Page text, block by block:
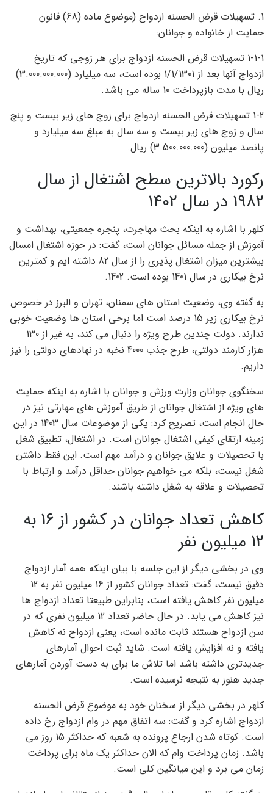
1. تسهیلات قرض الحسنه ازدواج (موضوع ماده (68) قانون
حمایت از خانواده و جوانان:
1-1-1 تسهیلات قرض الحسنه ازدواج برای هر زوجی که تاریخ
ازدواج آنها بعد از 1/1/1301 بوده است، سه میلیارد (3.000.000.000)
ریال با مدت بازپرداخت 10 ساله می باشد.
1-2 تسهیلات قرض الحسنه ازدواج برای زوج های زیر بیست و پنج
سال و زوج های زیر بیست و سه سال به مبلغ سه میلیارد و
پانصد میلیون (3.500.000.000) ریال.
رکورد بالاترین سطح اشتغال از سال
1982 در سال 1402
کلهر با اشاره به اینکه بحث مهاجرت، پنجره جمعیتی، بهداشت و
آموزش از جمله مسائل جوانان است، گفت: در حوزه اشتغال امسال
بیشترین میزان اشتغال پذیری را از سال 82 داشته ایم و کمترین
نرخ بیکاری در سال 1401 بوده است. 1402.
به گفته وی، وضعیت استان های سمنان، تهران و البرز در خصوص
نرخ بیکاری زیر 15 درصد است اما برخی استان ها وضعیت خوبی
ندارند. دولت چندین طرح ویژه را دنبال می کند، به غیر از 130
هزار کارمند دولتی، طرح جذب 4000 نخبه در نهادهای دولتی را نیز
داریم.
سخنگوی جوانان وزارت ورزش و جوانان با اشاره به اینکه حمایت
های ویژه از اشتغال جوانان از طریق آموزش های مهارتی نیز در
حال انجام است، تصریح کرد: یکی از موضوعات سال 1403 در این
زمینه ارتقای کیفی اشتغال جوانان است. در اشتغال، تطبیق شغل
با تحصیلات و علایق جوانان و درآمد مهم است. این فقط داشتن
شغل نیست، بلکه می خواهیم جوانان حداقل درآمد و ارتباط با
تحصیلات و علاقه به شغل داشته باشند.
کاهش تعداد جوانان در کشور از 16 به
12 میلیون نفر
وی در بخشی دیگر از این جلسه با بیان اینکه همه آمار ازدواج
دقیق نیست، گفت: تعداد جوانان کشور از 16 میلیون نفر به 12
میلیون نفر کاهش یافته است، بنابراین طبیعتا تعداد ازدواج ها
نیز کاهش می یابد. در حال حاضر تعداد 12 میلیون نفری که در
سن ازدواج هستند ثابت مانده است، یعنی ازدواج نه کاهش
یافته و نه افزایش یافته است. شاید ثبت احوال آمارهای
جدیدتری داشته باشد اما تلاش ما برای به دست آوردن آمارهای
جدید هنوز به نتیجه نرسیده است.
کلهر در بخشی دیگر از سخنان خود به موضوع قرض الحسنه
ازدواج اشاره کرد و گفت: سه اتفاق مهم در وام ازدواج رخ داده
است. کوتاه شدن ارجاع پرونده به شعبه که حداکثر 15 روز می
باشد. زمان پرداخت وام که الان حداکثر یک ماه برای پرداخت
زمان می برد و این میانگین کلی است.